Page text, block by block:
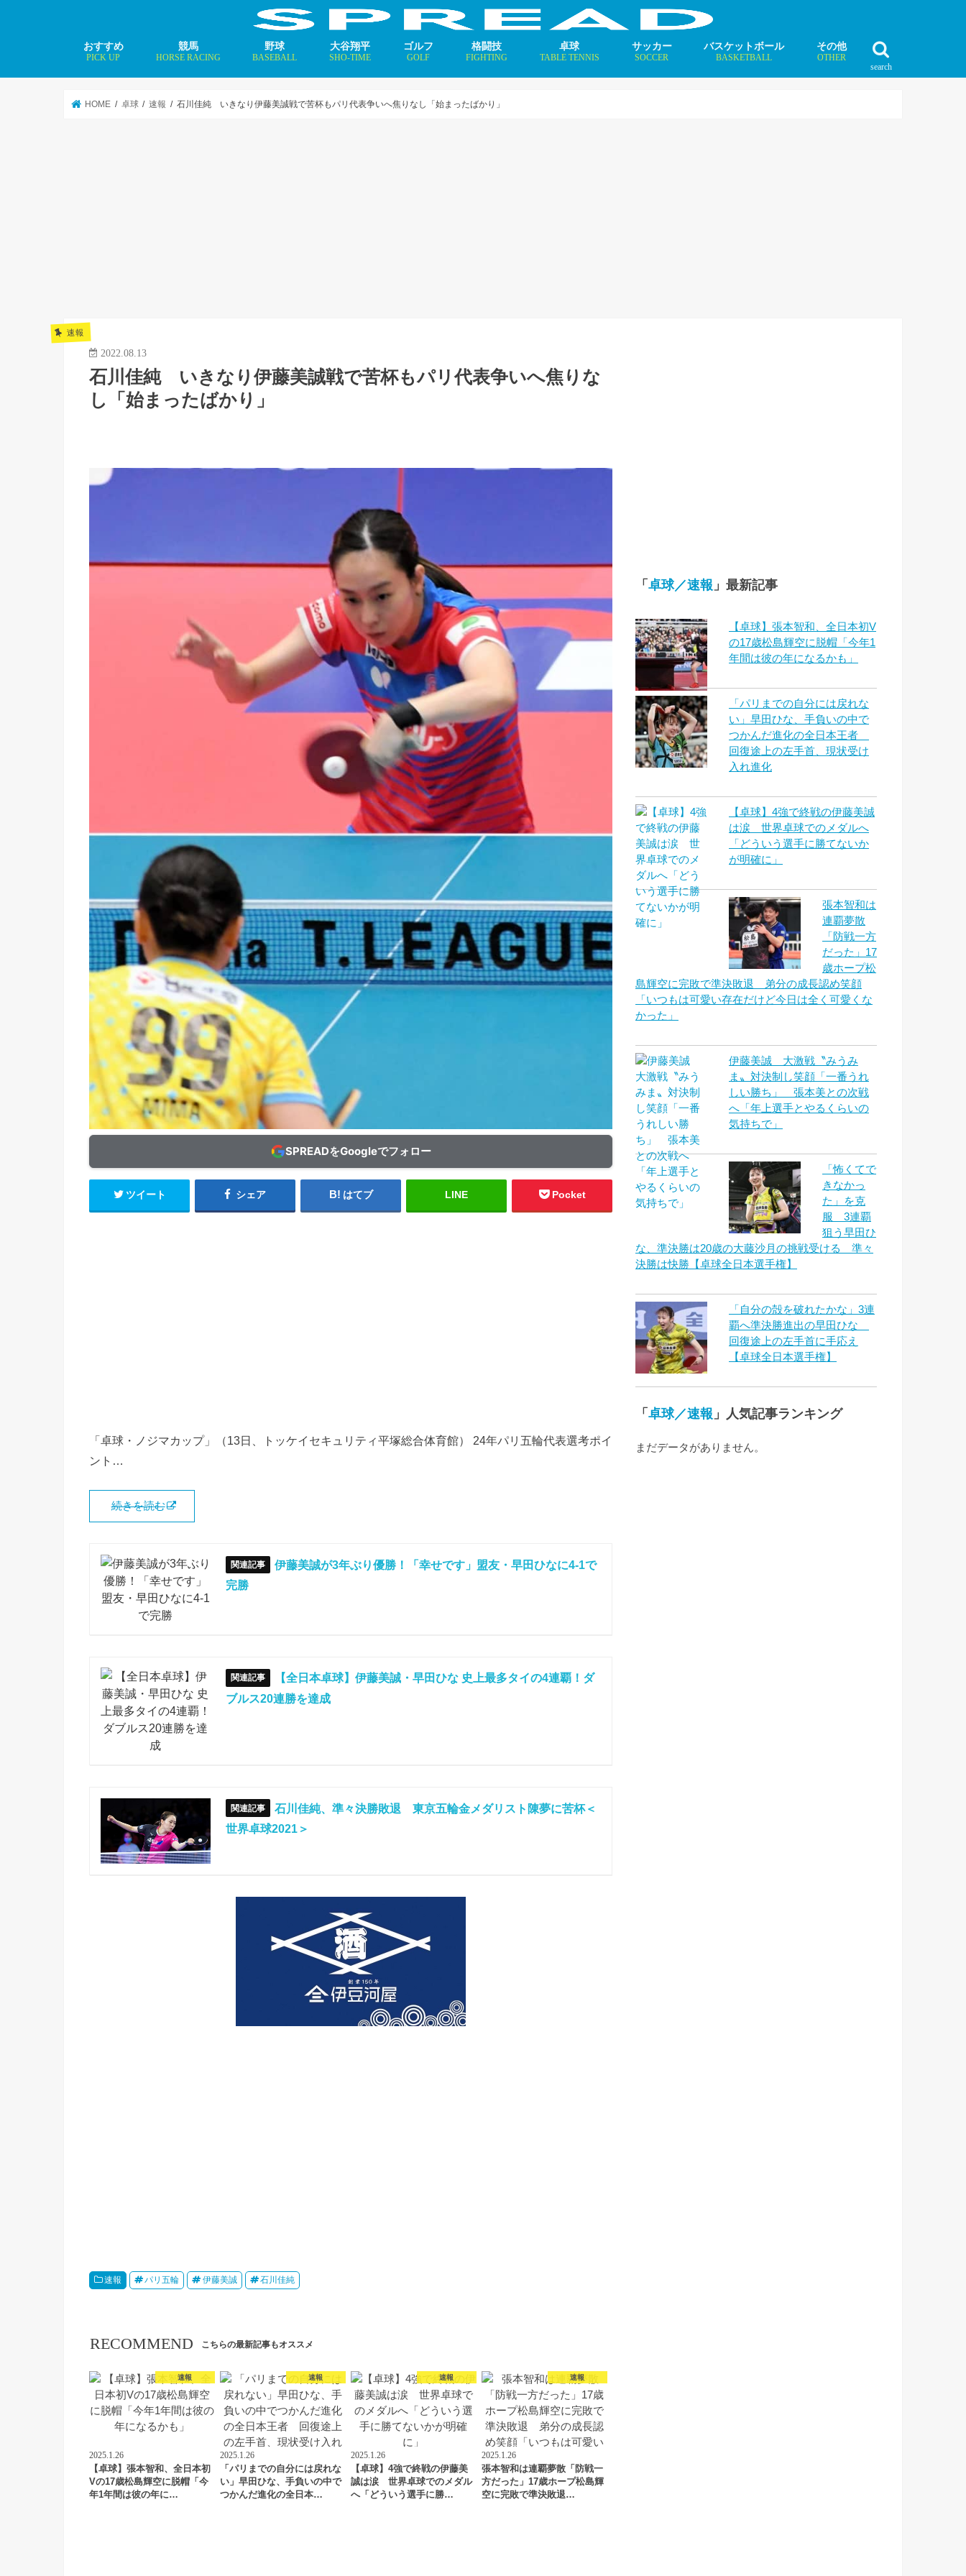
search
おすすめ
PICK UP
競馬
HORSE RACING
野球
BASEBALL
大谷翔平
SHO-TIME
ゴルフ
GOLF
格闘技
FIGHTING
卓球
TABLE TENNIS
サッカー
SOCCER
バスケットボール
BASKETBALL
その他
OTHER
HOME 卓球 速報 石川佳純 いきなり伊藤美誠戦で苦杯もパリ代表争いへ焦りなし「始まったばかり」
速報
2022.08.13
石川佳純 いきなり伊藤美誠戦で苦杯もパリ代表争いへ焦りな
し「始まったばかり」
SPREADをGoogleでフォロー
ツイート シェア はてブ LINE Pocket
「卓球・ノジマカップ」（13日、トッケイセキュリティ平塚総合体育館） 24年パリ五輪代表選考ポイ
ント…
続きを読む
伊藤美誠が3年ぶり優勝！「幸せです」盟友・早田ひなに4-1で
完勝
【全日本卓球】伊藤美誠・早田ひな 史上最多タイの4連覇！ダ
ブルス20連勝を達成
石川佳純、準々決勝敗退 東京五輪金メダリスト陳夢に苦杯＜
世界卓球2021＞
速報 パリ五輪 伊藤美誠 石川佳純
RECOMMEND こちらの最新記事もオススメ
速報
2025.1.26
【卓球】張本智和、全日本初
Vの17歳松島輝空に脱帽「今
年1年間は彼の年に…
速報
2025.1.26
「パリまでの自分には戻れな
い」早田ひな、手負いの中で
つかんだ進化の全日本…
速報
2025.1.26
【卓球】4強で終戦の伊藤美
誠は涙 世界卓球でのメダル
へ「どういう選手に勝…
速報
2025.1.26
張本智和は連覇夢散「防戦一
方だった」17歳ホープ松島輝
空に完敗で準決敗退…
「 卓球／速報 」最新記事
【卓球】張本智和、全日本初V
の17歳松島輝空に脱帽「今年1
年間は彼の年になるかも」
「パリまでの自分には戻れな
い」早田ひな、手負いの中で
つかんだ進化の全日本王者
回復途上の左手首、現状受け
入れ進化
【卓球】4強で終戦の伊藤美誠
は涙 世界卓球でのメダルへ
「どういう選手に勝てないか
が明確に」
張本智和は
連覇夢散
「防戦一方
だった」17
歳ホープ松
島輝空に完敗で準決敗退 弟分の成長認め笑顔
「いつもは可愛い存在だけど今日は全く可愛くな
かった」
伊藤美誠 大激戦〝みうみ
ま〟対決制し笑顔「一番うれ
しい勝ち」 張本美との次戦
へ「年上選手とやるくらいの
気持ちで」
「怖くてで
きなかっ
た」を克
服 3連覇
狙う早田ひ
な、準決勝は20歳の大藤沙月の挑戦受ける 準々
決勝は快勝【卓球全日本選手権】
「自分の殻を破れたかな」3連
覇へ準決勝進出の早田ひな
回復途上の左手首に手応え
【卓球全日本選手権】
「 卓球／速報 」人気記事ランキング
まだデータがありません。